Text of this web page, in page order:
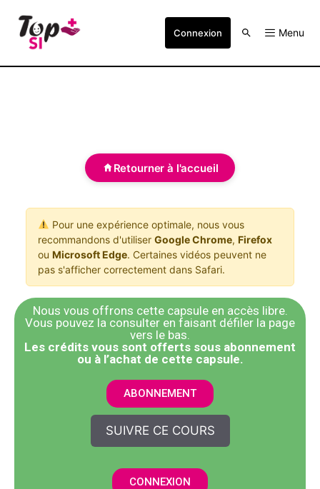
Connexion Menu
Retourner à l'accueil
Pour une expérience optimale, nous vous
recommandons d'utiliser Google Chrome, Firefox
ou Microsoft Edge. Certaines vidéos peuvent ne
pas s'afficher correctement dans Safari.
Nous vous offrons cette capsule en accès libre.
Vous pouvez la consulter en faisant défiler la page
vers le bas.
​Les crédits vous sont offerts sous abonnement
ou à l’achat de cette capsule.
ABONNEMENT
SUIVRE CE COURS
CONNEXION